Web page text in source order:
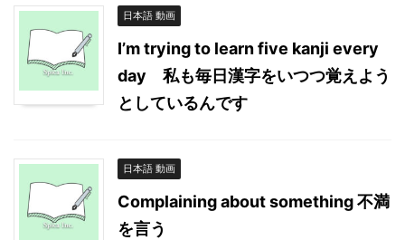
日本語 動画
I’m trying to learn five kanji every
day 私も毎日漢字をいつつ覚えよう
としているんです
日本語 動画
Complaining about something 不満
を言う